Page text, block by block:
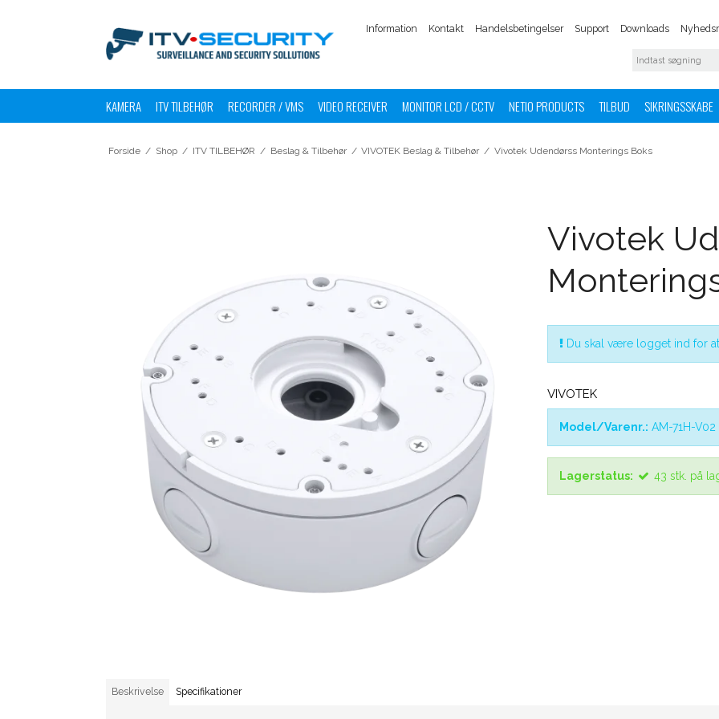
Information Kontakt Handelsbetingelser Support Downloads
KAMERA ITV TILBEHØR RECORDER / VMS VIDEO RECEIVER MONITOR LCD / CCTV NETIO PRODUCTS TILBUD SIKRINGSSKABE
Forside / Shop / ITV TILBEHØR / Beslag & Tilbehør / VIVOTEK Beslag & Tilbehør / Vivotek Udendørss Monterings Boks
Vivotek
Du skal være logget ind for
VIVOTEK
Model/Varenr.: AM-71H-V02
Lagerstatus: 43 stk. på
Beskrivelse Specifikationer